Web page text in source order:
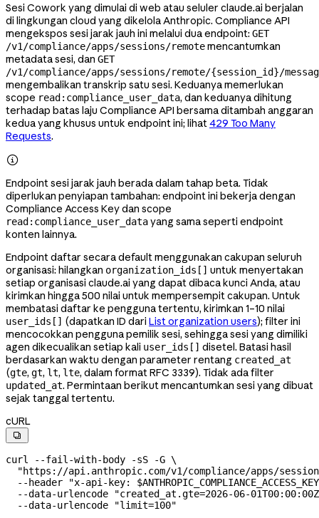
Sesi Cowork yang dimulai di web atau seluler claude.ai berjalan
di lingkungan cloud yang dikelola Anthropic. Compliance API
mengekspos sesi jarak jauh ini melalui dua endpoint: GET
/v1/compliance/apps/sessions/remotemencantumkan
metadata sesi, dan GET
/v1/compliance/apps/sessions/remote/{session_id}/
mengembalikan transkrip satu sesi. Keduanya memerlukan
scope read:compliance_user_data, dan keduanya dihitung
terhadap batas laju Compliance API bersama ditambah anggaran
kedua yang khusus untuk endpoint ini; lihat429 Too Many
Requests.

Endpoint sesi jarak jauh berada dalam tahap beta. Tidak
diperlukan penyiapan tambahan: endpoint ini bekerja dengan
Compliance Access Key dan scope
read:compliance_user_datayang sama seperti endpoint
konten lainnya.
Endpoint daftar secara default menggunakan cakupan seluruh
organisasi: hilangkan organization_ids[] untuk menyertakan
setiap organisasi claude.ai yang dapat dibaca kunci Anda, atau
kirimkan hingga 500 nilai untuk mempersempit cakupan. Untuk
membatasi daftar ke pengguna tertentu, kirimkan 1–10 nilai
user_ids[] (dapatkan ID dari List organization users); filter ini
mencocokkan pengguna pemilik sesi, sehingga sesi yang dimiliki
agen dikecualikan setiap kali user_ids[] disetel. Batasi hasil
berdasarkan waktu dengan parameter rentang created_at
(gte, gt, lt, lte, dalam format RFC 3339). Tidak ada filter
updated_at. Permintaan berikut mencantumkan sesi yang dibuat
sejak tanggal tertentu.
cURL

curl --fail-with-body -sS -G \
"https://api.anthropic.com/v1/compliance/apps/
  --header
"x-api-key: $ANTHROPIC_COMPLIANCE_ACCESS_KEY
  --data-urlencode
"created_at.gte=2026-06-
  --data-urlencode
"limit=100"